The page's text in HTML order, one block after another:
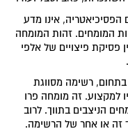
הפסיכיאטריה, אינו מדע
המומחים. זהות המומחה
פסיקת פיצויים של אלפי
רשימה מסווגת
למקצוע. זה מומחה פרו
הניצבים בתווך. לרוב
זה או אחר של הרשימה.